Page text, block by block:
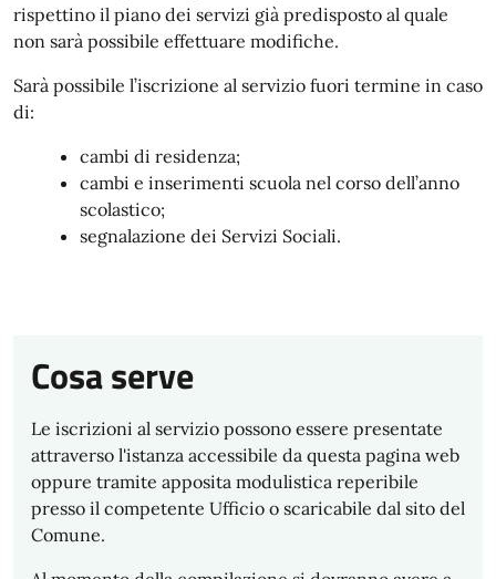
rispettino il piano dei servizi già predisposto al quale
non sarà possibile effettuare modifiche.
Sarà possibile l’iscrizione al servizio fuori termine in caso
di:
cambi di residenza;
cambi e inserimenti scuola nel corso dell’anno
scolastico;
segnalazione dei Servizi Sociali.
Cosa serve
Le iscrizioni al servizio possono essere presentate
attraverso l'istanza accessibile da questa pagina web
oppure tramite apposita modulistica reperibile
presso il competente Ufficio o scaricabile dal sito del
Comune.